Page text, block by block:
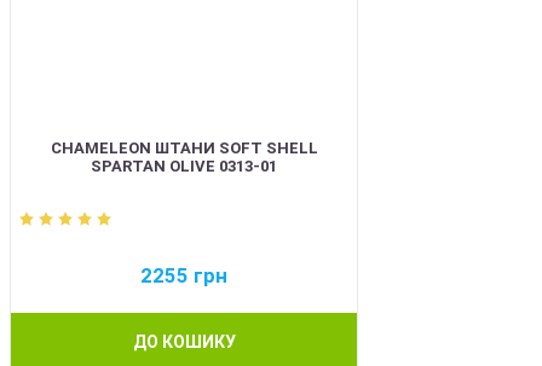
CHAMELEON ШТАНИ SOFT SHELL
SPARTAN OLIVE 0313-01
2255 грн
ДО КОШИКУ